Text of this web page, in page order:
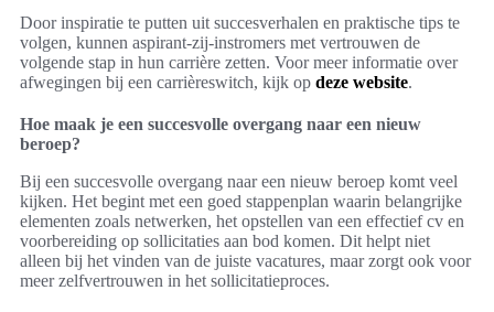
Door inspiratie te putten uit succesverhalen en praktische tips te
volgen, kunnen aspirant-zij-instromers met vertrouwen de
volgende stap in hun carrière zetten. Voor meer informatie over
afwegingen bij een carrièreswitch, kijk op deze website.
Hoe maak je een succesvolle overgang naar een nieuw
beroep?
Bij een succesvolle overgang naar een nieuw beroep komt veel
kijken. Het begint met een goed stappenplan waarin belangrijke
elementen zoals netwerken, het opstellen van een effectief cv en
voorbereiding op sollicitaties aan bod komen. Dit helpt niet
alleen bij het vinden van de juiste vacatures, maar zorgt ook voor
meer zelfvertrouwen in het sollicitatieproces.